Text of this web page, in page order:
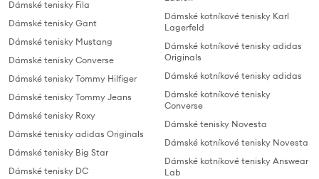
Dámské tenisky Fila
Dámské tenisky Gant
Dámské tenisky Mustang
Dámské tenisky Converse
Dámské tenisky Tommy Hilfiger
Dámské tenisky Tommy Jeans
Dámské tenisky Roxy
Dámské tenisky adidas Originals
Dámské tenisky Big Star
Dámské tenisky DC
Dámské kotníkové tenisky Karl
Lagerfeld
Dámské kotníkové tenisky adidas
Originals
Dámské kotníkové tenisky adidas
Dámské kotníkové tenisky
Converse
Dámské tenisky Novesta
Dámské kotníkové tenisky Novesta
Dámské kotníkové tenisky Answear
Lab